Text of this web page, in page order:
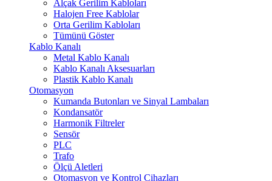
Alçak Gerilim Kabloları
Halojen Free Kablolar
Orta Gerilim Kabloları
Tümünü Göster
Kablo Kanalı
Metal Kablo Kanalı
Kablo Kanalı Aksesuarları
Plastik Kablo Kanalı
Otomasyon
Kumanda Butonları ve Sinyal Lambaları
Kondansatör
Harmonik Filtreler
Sensör
PLC
Trafo
Ölçü Aletleri
Otomasyon ve Kontrol Cihazları